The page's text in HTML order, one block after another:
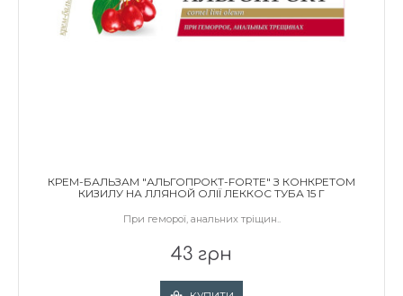
КРЕМ-БАЛЬЗАМ "АЛЬГОПРОКТ-FORTE" З КОНКРЕТОМ
КИЗИЛУ НА ЛЛЯНОЙ ОЛІЇ ЛЕККОС ТУБА 15 Г
При геморої, анальних тріщин..
43 грн